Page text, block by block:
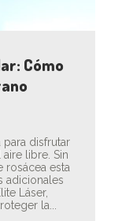
Cómo
para disfrutar
libre. Sin
rosácea esta
adicionales
Láser,
la...